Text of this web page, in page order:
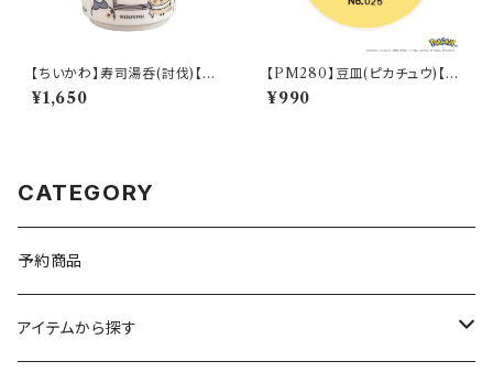
【ちいかわ】寿司湯呑(討伐)【CK
W50】CKW52-327
¥1,650
【PM280】豆皿(ピカチュウ)【D
aily Sketch】PM284-333
¥990
CATEGORY
予約商品
アイテムから探す